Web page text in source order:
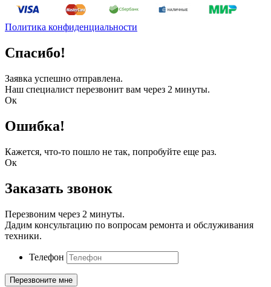
Политика конфиденциальности
Спасибо!
Заявка успешно отправлена.
Наш специалист перезвонит вам через 2 минуты.
Ок
Ошибка!
Кажется, что-то пошло не так, попробуйте еще раз.
Ок
Заказать звонок
Перезвоним через 2 минуты.
Дадим консультацию по вопросам ремонта и обслуживания
техники.
Телефон